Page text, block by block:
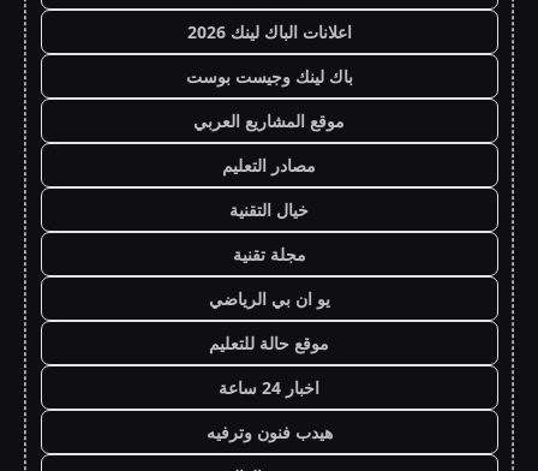
اعلانات الباك لينك 2026
باك لينك وجيست بوست
موقع المشاريع العربي
مصادر التعليم
خيال التقنية
مجلة تقنية
يو ان بي الرياضي
موقع حالة للتعليم
اخبار 24 ساعة
هيدب فنون وترفيه